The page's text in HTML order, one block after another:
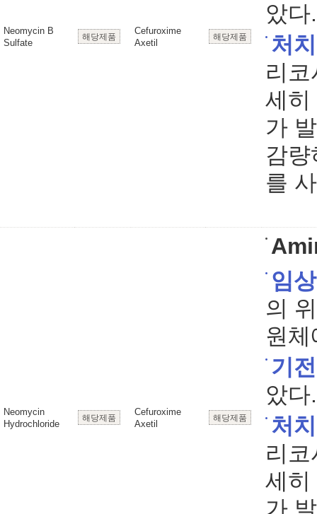
Neomycin B
Sulfate
해당제품
Cefuroxime
Axetil
해당제품
았다.
처치
리
세히
가
감
를
Neomycin
Hydrochloride
해당제품
Cefuroxime
Axetil
해당제품
임
의
원
기전
았다.
처치
리
세히
가